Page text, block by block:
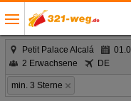
Petit Palace Alcalá
2 Erwachsene
DE
min. 3 Sterne